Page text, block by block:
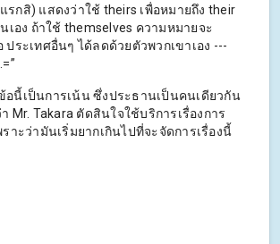
รกสิ) แสดงว่าใช้ theirs เพื่อหมายถึง their
เอง ถ้าใช้ themselves ความหมายจะ
ประเทศอื่นๆ ได้ลดด้วยตัวพวกเขาเอง ---
อนี้เป็นการเน้น ซึ่งประธานเป็นคนเดียวกัน
Mr. Takara ตัดสินใจใช้บริการเรื่องการ
ราะว่ามันเริ่มยากเกินไปที่จะจัดการเรื่องนี้